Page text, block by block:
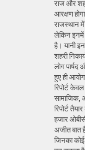
राज और
आरक्षण
राजस्थान में
लेकिन इनमें
है। यानी
शहरी
लोग
हुए ही
रिपोर्ट
सामाजिक,
रिपोर्ट
हजार
अजीत बात
जिनका